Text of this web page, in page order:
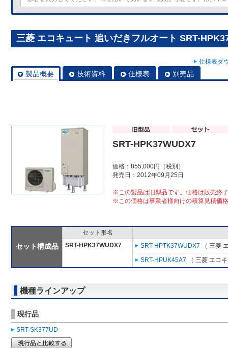
三菱 エコキュート 追いだきフルオート SRT-
仕様表ダ
製品概要 技術資料 仕様表 別売品
SRT-HPK37WUDX7
価格：855,000円（税別）
発売日：2012年09月25日
※この製品は旧型品です。価格は販売終
※この価格は事業者様向けの積算見積価
セット構成品
セット形名
SRT-HPK37WUDX7
SRT-HPTK37WUDX7 （ 三菱
SRT-HPUK45A7 （ 三菱 エコ
機種ラインアップ
現行品
SRT-SK377UD